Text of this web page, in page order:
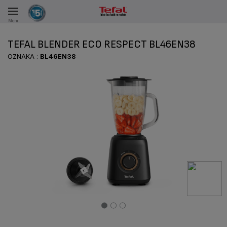
Meni
U PERIODU OD 15 GODINA
TEFAL BLENDER ECO RESPECT BL46EN38
OZNAKA : BL46EN38